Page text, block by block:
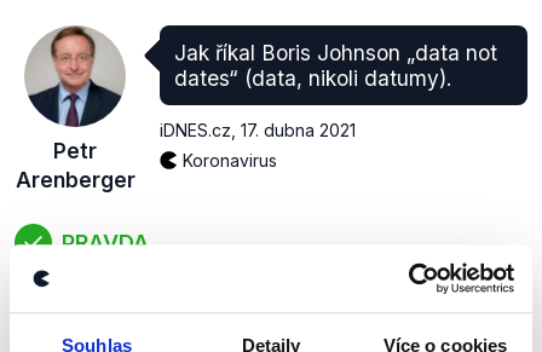
Souhlas Detaily Více o cookies
Petr
Arenberger
Jak říkal Boris Johnson „data not
dates“ (data, nikoli datumy).
iDNES.cz 17. dubna 2021
Koronavirus
PRAVDA
Boris Johnson skutečně prohlásil, že při
rozvolňování opatření ve Velké Británii se bude
soustředit na data, nikoli datumy.